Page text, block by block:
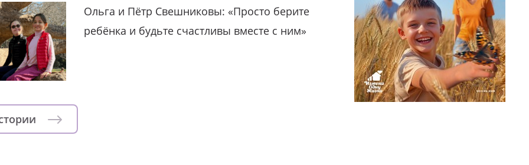
Ольга и Пётр Свешниковы: «Просто берите
ребёнка и будьте счастливы вместе с ним»